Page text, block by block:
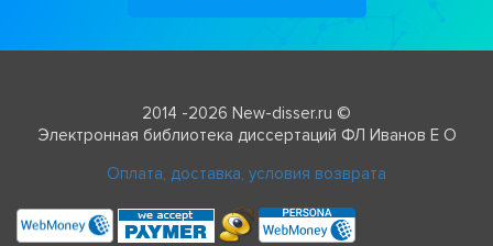
2014 -2026 New-disser.ru ©
Электронная библиотека диссертаций ФЛ Иванов Е О
Оплата, доставка, условия возврата